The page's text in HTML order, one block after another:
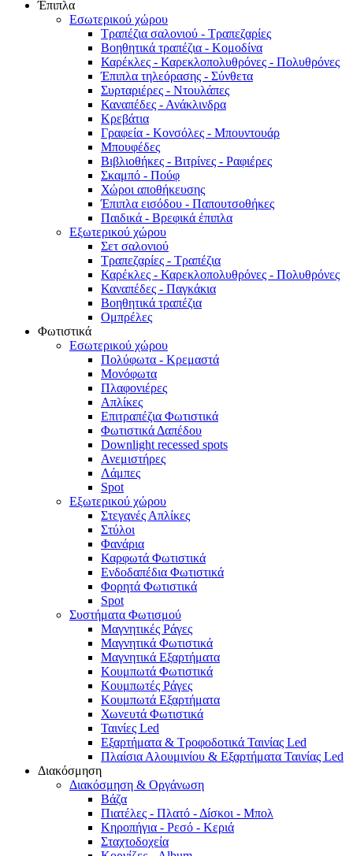
Έπιπλα
Εσωτερικού χώρου
Τραπέζια σαλονιού - Τραπεζαρίες
Βοηθητικά τραπέζια - Κομοδίνα
Καρέκλες - Καρεκλοπολυθρόνες - Πολυθρόνες
Έπιπλα τηλεόρασης - Σύνθετα
Συρταριέρες - Ντουλάπες
Καναπέδες - Ανάκλινδρα
Κρεβάτια
Γραφεία - Κονσόλες - Μπουντουάρ
Μπουφέδες
Βιβλιοθήκες - Βιτρίνες - Ραφιέρες
Σκαμπό - Πούφ
Χώροι αποθήκευσης
Έπιπλα εισόδου - Παπουτσοθήκες
Παιδικά - Βρεφικά έπιπλα
Εξωτερικού χώρου
Σετ σαλονιού
Τραπεζαρίες - Τραπέζια
Καρέκλες - Καρεκλοπολυθρόνες - Πολυθρόνες
Καναπέδες - Παγκάκια
Βοηθητικά τραπέζια
Ομπρέλες
Φωτιστικά
Εσωτερικού χώρου
Πολύφωτα - Κρεμαστά
Μονόφωτα
Πλαφονιέρες
Απλίκες
Επιτραπέζια Φωτιστικά
Φωτιστικά Δαπέδου
Downlight recessed spots
Ανεμιστήρες
Λάμπες
Spot
Εξωτερικού χώρου
Στεγανές Απλίκες
Στύλοι
Φανάρια
Καρφωτά Φωτιστικά
Ενδοδαπέδια Φωτιστικά
Φορητά Φωτιστικά
Spot
Συστήματα Φωτισμού
Μαγνητικές Ράγες
Μαγνητικά Φωτιστικά
Μαγνητικά Εξαρτήματα
Κουμπωτά Φωτιστικά
Κουμπωτές Ράγες
Κουμπωτά Εξαρτήματα
Χωνευτά Φωτιστικά
Ταινίες Led
Εξαρτήματα & Τροφοδοτικά Ταινίας Led
Πλαίσια Αλουμινίου & Εξαρτήματα Ταινίας Led
Διακόσμηση
Διακόσμηση & Οργάνωση
Βάζα
Πιατέλες - Πλατό - Δíσκοι - Μπολ
Κηροπήγια - Ρεσό - Κεριά
Σταχτοδοχεία